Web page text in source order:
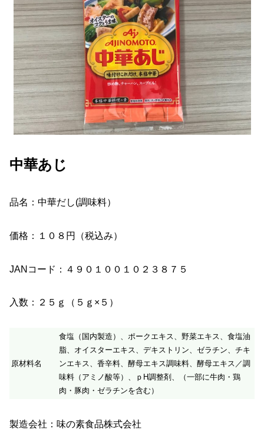
中華あじ
品名：中華だし(調味料）
価格：１０８円（税込み）
JANコード：４９０１００１０２３８７５
入数：２５ｇ（５ｇ×５）
原材料名
食塩（国内製造）、ポークエキス、野菜エキス、食塩油
脂、オイスターエキス、デキストリン、ゼラチン、チキ
ンエキス、香辛料、酵母エキス調味料、酵母エキス／調
味料（アミノ酸等）、ｐH調整剤、（一部に牛肉・鶏
肉・豚肉・ゼラチンを含む）
製造会社：味の素食品株式会社